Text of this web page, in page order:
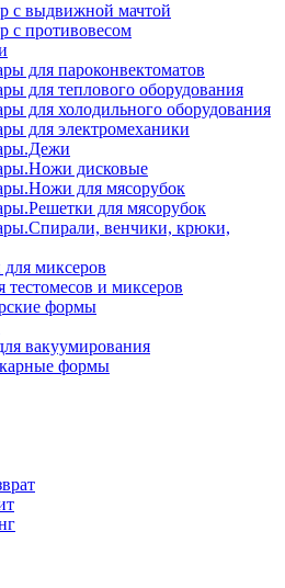
с выдвижной мачтой
с противовесом
для пароконвектоматов
для теплового оборудования
для холодильного оборудования
для электромеханики
дисковые
для мясорубок
для мясорубок
венчики, крюки,
миксеров
тестомесов и миксеров
формы
вакуумирования
формы